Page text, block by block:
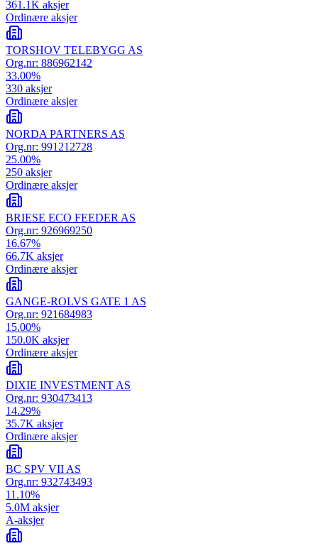
361.1K aksjer
Ordinære aksjer
TORSHOV TELEBYGG AS
Org.nr: 886962142
33.00%
330 aksjer
Ordinære aksjer
NORDA PARTNERS AS
Org.nr: 991212728
25.00%
250 aksjer
Ordinære aksjer
BRIESE ECO FEEDER AS
Org.nr: 926969250
16.67%
66.7K aksjer
Ordinære aksjer
GANGE-ROLVS GATE 1 AS
Org.nr: 921684983
15.00%
150.0K aksjer
Ordinære aksjer
DIXIE INVESTMENT AS
Org.nr: 930473413
14.29%
35.7K aksjer
Ordinære aksjer
BC SPV VII AS
Org.nr: 932743493
11.10%
5.0M aksjer
A-aksjer